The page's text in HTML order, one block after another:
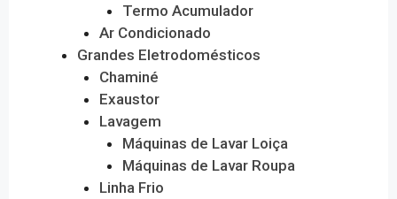
Termo Acumulador
Ar Condicionado
Grandes Eletrodomésticos
Chaminé
Exaustor
Lavagem
Máquinas de Lavar Loiça
Máquinas de Lavar Roupa
Linha Frio